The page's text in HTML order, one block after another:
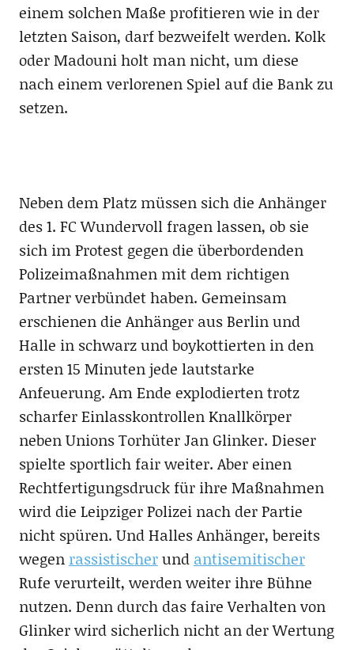
einem solchen Maße profitieren wie in der
letzten Saison, darf bezweifelt werden. Kolk
oder Madouni holt man nicht, um diese
nach einem verlorenen Spiel auf die Bank zu
setzen.
Neben dem Platz müssen sich die Anhänger
des 1. FC Wundervoll fragen lassen, ob sie
sich im Protest gegen die überbordenden
Polizeimaßnahmen mit dem richtigen
Partner verbündet haben. Gemeinsam
erschienen die Anhänger aus Berlin und
Halle in schwarz und boykottierten in den
ersten 15 Minuten jede lautstarke
Anfeuerung. Am Ende explodierten trotz
scharfer Einlasskontrollen Knallkörper
neben Unions Torhüter Jan Glinker. Dieser
spielte sportlich fair weiter. Aber einen
Rechtfertigungsdruck für ihre Maßnahmen
wird die Leipziger Polizei nach der Partie
nicht spüren. Und Halles Anhänger, bereits
wegen rassistischerund antisemitischer
Rufe verurteilt, werden weiter ihre Bühne
nutzen. Denn durch das faire Verhalten von
Glinker wird sicherlich nicht an der Wertung